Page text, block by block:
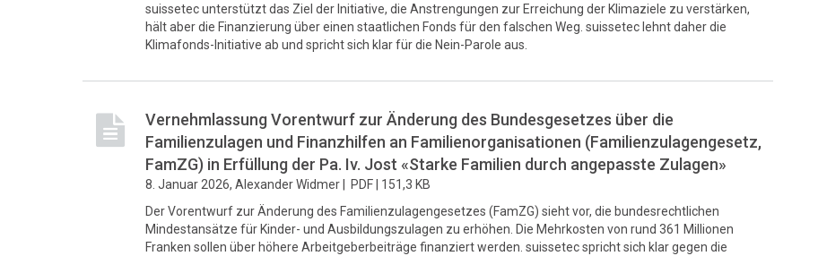
suissetec unterstützt das Ziel der Initiative, die Anstrengungen zur Erreichung der Klimaziele zu verstärken,
hält aber die Finanzierung über einen staatlichen Fonds für den falschen Weg. suissetec lehnt daher die
Klimafonds-Initiative ab und spricht sich klar für die Nein-Parole aus.
Vernehmlassung Vorentwurf zur Änderung des Bundesgesetzes über die
Familienzulagen und Finanzhilfen an Familienorganisationen (Familienzulagengesetz,
FamZG) in Erfüllung der Pa. Iv. Jost «Starke Familien durch angepasste Zulagen»
8. Januar 2026, Alexander Widmer | PDF | 151,3 KB
Der Vorentwurf zur Änderung des Familienzulagengesetzes (FamZG) sieht vor, die bundesrechtlichen
Mindestansätze für Kinder- und Ausbildungszulagen zu erhöhen. Die Mehrkosten von rund 361 Millionen
Franken sollen über höhere Arbeitgeberbeiträge finanziert werden. suissetec spricht sich klar gegen die